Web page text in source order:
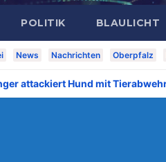
POLITIK BLAULICHT
News Nachrichten Oberpfalz
attackiert Hund mit